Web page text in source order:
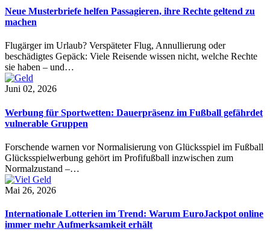
Neue Musterbriefe helfen Passagieren, ihre Rechte geltend zu
machen
Flugärger im Urlaub? Verspäteter Flug, Annullierung oder
beschädigtes Gepäck: Viele Reisende wissen nicht, welche Rechte
sie haben – und…
Juni 02, 2026
Werbung für Sportwetten: Dauerpräsenz im Fußball gefährdet
vulnerable Gruppen
Forschende warnen vor Normalisierung von Glücksspiel im Fußball
Glücksspielwerbung gehört im Profifußball inzwischen zum
Normalzustand –…
Mai 26, 2026
Internationale Lotterien im Trend: Warum EuroJackpot online
immer mehr Aufmerksamkeit erhält